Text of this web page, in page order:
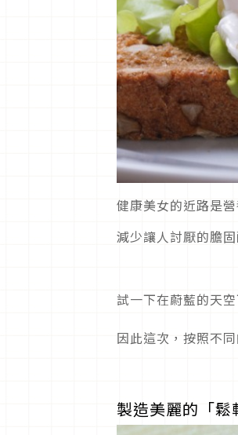
健康美女的近路是
減少讓人討厭的膽
試一下在蔚藍的天
因此這次，按照不
製造美麗的「鬆